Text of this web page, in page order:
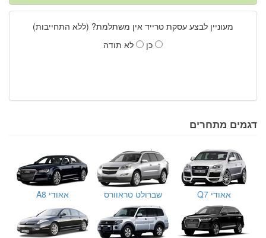
מעוניין לבצע עסקת טרייד אין משתלמת? (ללא התחייבות)
כן
לא תודה
דגמים מתחרים
אאודי Q7 שברולט טראוורס אאודי A8